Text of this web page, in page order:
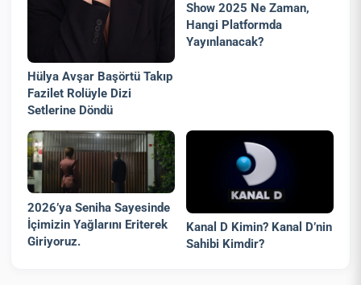
Hülya Avşar Başörtü Takıp
Fazilet Rolüyle Dizi
Setlerine Döndü
Show 2025 Ne Zaman,
Hangi Platformda
Yayınlanacak?
2026’ya Seniha Sayesinde
İçimizin Yağlarını Eriterek
Giriyoruz.
Kanal D Kimin? Kanal D’nin
Sahibi Kimdir?